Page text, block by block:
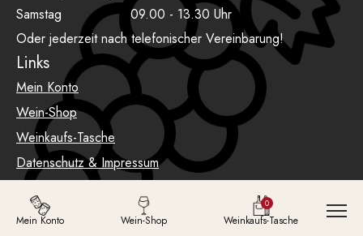
Mein Konto Wein-Shop Weinkaufs-Tasche
0
Samstag
09.00 - 13.30 Uhr
Oder jederzeit nach telefonischer Vereinbarung!
Links
Mein Konto
Wein-Shop
Weinkaufs-Tasche
Datenschutz & Impressum